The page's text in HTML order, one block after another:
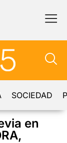
SOCIEDAD
en